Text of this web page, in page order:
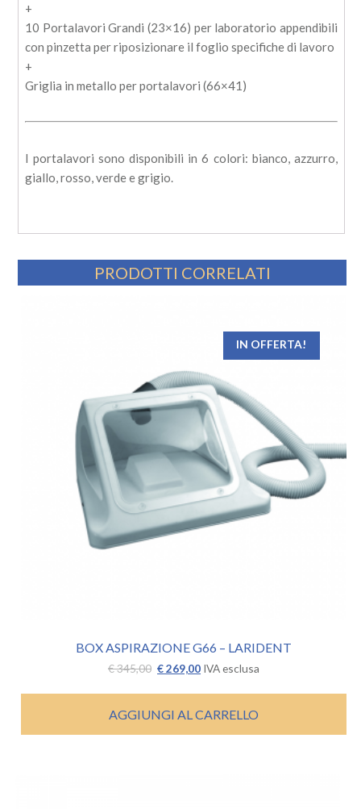
+
10 Portalavori Grandi (23×16) per laboratorio appendibili
con pinzetta per riposizionare il foglio specifiche di lavoro
+
Griglia in metallo per portalavori (66×41)
I portalavori sono disponibili in 6 colori: bianco, azzurro,
giallo, rosso, verde e grigio.
PRODOTTI CORRELATI
IN OFFERTA!
BOX ASPIRAZIONE G66 – LARIDENT
€345,00 Il
originale
era:
€ 345,00.
€269,00Il
attuale
è:
€ 269,00.
IVA esclusa
AGGIUNGI AL CARRELLO